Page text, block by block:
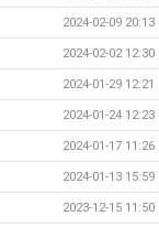
2024-02-09 20:13
2024-02-02 12:30
2024-01-29 12:21
2024-01-24 12:23
2024-01-17 11:26
2024-01-13 15:59
2023-12-15 11:50